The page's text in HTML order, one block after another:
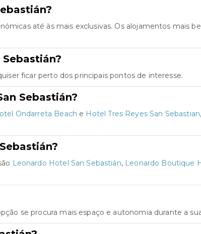
até às mais exclusivas. Os alojamentos mais
ficar perto dos principais pontos de interesse.
Sebastián?
Ondarreta Beach e Hotel Tres Reyes San Sebastian
Leonardo Hotel San Sebastián, Leonardo Boutique
se procura mais espaço e autonomia durante a